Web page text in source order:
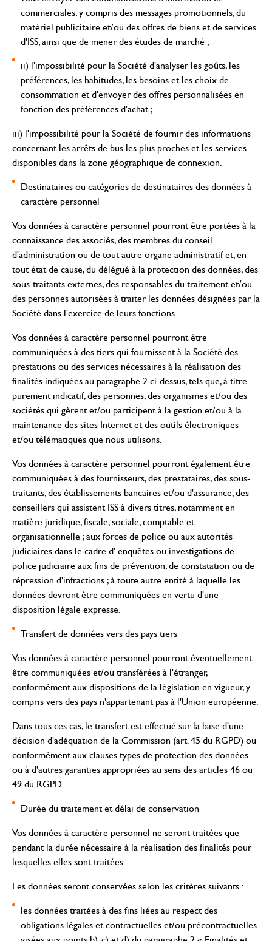
commerciales, y compris des messages promotionnels, du
matériel publicitaire et/ou des offres de biens et de services
d'ISS, ainsi que de mener des études de marché ;
ii) l'impossibilité pour la Société d'analyser les goûts, les
préférences, les habitudes, les besoins et les choix de
consommation et d'envoyer des offres personnalisées en
fonction des préférences d'achat ;
iii) l'impossibilité pour la Société de fournir des informations
concernant les arrêts de bus les plus proches et les services
disponibles dans la zone géographique de connexion.
Destinataires ou catégories de destinataires des données à
caractère personnel
Vos données à caractère personnel pourront être portées à la
connaissance des associés, des membres du conseil
d'administration ou de tout autre organe administratif et, en
tout état de cause, du délégué à la protection des données, des
sous-traitants externes, des responsables du traitement et/ou
des personnes autorisées à traiter les données désignées par la
Société dans l'exercice de leurs fonctions.
Vos données à caractère personnel pourront être
communiquées à des tiers qui fournissent à la Société des
prestations ou des services nécessaires à la réalisation des
finalités indiquées au paragraphe 2 ci-dessus, tels que, à titre
purement indicatif, des personnes, des organismes et/ou des
sociétés qui gèrent et/ou participent à la gestion et/ou à la
maintenance des sites Internet et des outils électroniques
et/ou télématiques que nous utilisons.
Vos données à caractère personnel pourront également être
communiquées à des fournisseurs, des prestataires, des sous-
traitants, des établissements bancaires et/ou d'assurance, des
conseillers qui assistent ISS à divers titres, notamment en
matière juridique, fiscale, sociale, comptable et
organisationnelle ; aux forces de police ou aux autorités
judiciaires dans le cadre d' enquêtes ou investigations de
police judiciaire aux fins de prévention, de constatation ou de
répression d'infractions ; à toute autre entité à laquelle les
données devront être communiquées en vertu d'une
disposition légale expresse.
Transfert de données vers des pays tiers
Vos données à caractère personnel pourront éventuellement
être communiquées et/ou transférées à l'étranger,
conformément aux dispositions de la législation en vigueur, y
compris vers des pays n'appartenant pas à l'Union européenne.
Dans tous ces cas, le transfert est effectué sur la base d'une
décision d'adéquation de la Commission (art. 45 du RGPD) ou
conformément aux clauses types de protection des données
ou à d'autres garanties appropriées au sens des articles 46 ou
49 du RGPD.
Durée du traitement et délai de conservation
Vos données à caractère personnel ne seront traitées que
pendant la durée nécessaire à la réalisation des finalités pour
lesquelles elles sont traitées.
Les données seront conservées selon les critères suivants :
les données traitées à des fins liées au respect des
obligations légales et contractuelles et/ou précontractuelles